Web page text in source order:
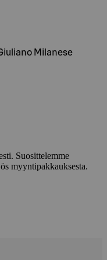
Milanese
Suosittelemme
myyntipakkauksesta.